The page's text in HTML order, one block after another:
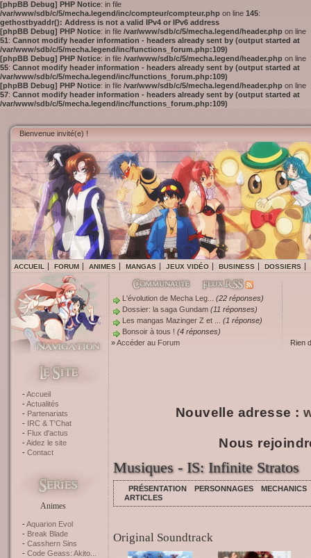
[phpBB Debug] PHP Notice: in file
/var/www/sdb/c/5/mecha.legend/inc/compteur/compteur.php on line 145:
gethostbyaddr(): Address is not a valid IPv4 or IPv6 address
[phpBB Debug] PHP Notice: in file /var/www/sdb/c/5/mecha.legend/header.php on line
51: Cannot modify header information - headers already sent by (output started at
/var/www/sdb/c/5/mecha.legend/inc/functions_forum.php:109)
[phpBB Debug] PHP Notice: in file /var/www/sdb/c/5/mecha.legend/header.php on line
55: Cannot modify header information - headers already sent by (output started at
/var/www/sdb/c/5/mecha.legend/inc/functions_forum.php:109)
[phpBB Debug] PHP Notice: in file /var/www/sdb/c/5/mecha.legend/header.php on line
57: Cannot modify header information - headers already sent by (output started at
/var/www/sdb/c/5/mecha.legend/inc/functions_forum.php:109)
Bienvenue invité(e) !
ACCUEIL FORUM ANIMES MANGAS JEUX VIDÉO BUSINESS DOSSIERS
L'évolution de Mecha Leg...
(22 réponses)
Dossier: la saga Gundam (11 réponses)
Les mangas Mazinger Z et ...
(1 réponse)
Bonsoir à tous ! (4 réponses)
»Accéder au Forum Rien
Accueil
Actualités
Partenariats
IRC & T'Chat
Flux d'actus
Aidez le site
Contact
Animes
Aquarion Evol
Break Blade
Casshern Sins
Code Geass: Akito...
Nouvelle adresse :
Nous
Musiques - IS: Infinite Stratos
PRÉSENTATION PERSONNAGES
MECHANICS
ARTICLES
Original Soundtrack